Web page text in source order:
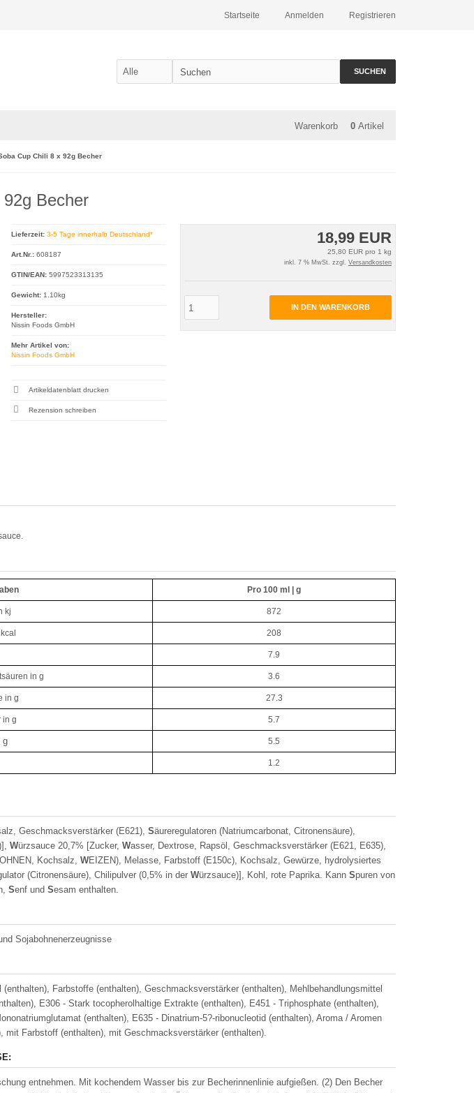
Registrieren
Anmelden
Startseite
SUCHEN
Warenkorb 0 Artikel
Cup Chili 8 x 92g Becher
Becher
18,99 EUR
25,80 EUR pro 1 kg
inkl. 7 % MwSt. zzgl. Versandkosten
IN DEN WARENKORB
Lieferzeit: 3-5 Tage innerhalb Deutschland*
Art.Nr.: 608187
GTIN/EAN: 5997523313135
Gewicht:1.10kg
Hersteller:
Nissin Foods GmbH
Mehr Artikel von:
Nissin Foods GmbH
Artikeldatenblatt drucken
Rezension schreiben
Pro 100 ml | g
kj 872
208
7.9
in g 3.6
in g 27.3
in g 5.7
g 5.5
1.2
Geschmacksverstärker (E621), Säureregulatoren (Natriumcarbonat, Citronensäure),
Würzsauce 20,7% [Zucker, Wasser, Dextrose, Rapsöl, Geschmacksverstärker (E621, E635),
Kochsalz, WEIZEN), Melasse, Farbstoff (E150c), Kochsalz, Gewürze, hydrolysiertes
(Citronensäure), Chilipulver (0,5% in der Würzsauce)], Kohl, rote Paprika. Kann Spuren von
Senf und Sesam enthalten.
Sojabohnenerzeugnisse
Farbstoffe (enthalten), Geschmacksverstärker (enthalten), Mehlbehandlungsmittel
E306 - Stark tocopherolhaltige Extrakte (enthalten), E451 - Triphosphate (enthalten),
(enthalten), E635 - Dinatrium-5?-ribonucleotid (enthalten), Aroma / Aromen
mit Farbstoff (enthalten), mit Geschmacksverstärker (enthalten).
entnehmen. Mit kochendem Wasser bis zur Becherinnenlinie aufgießen. (2) Den Becher